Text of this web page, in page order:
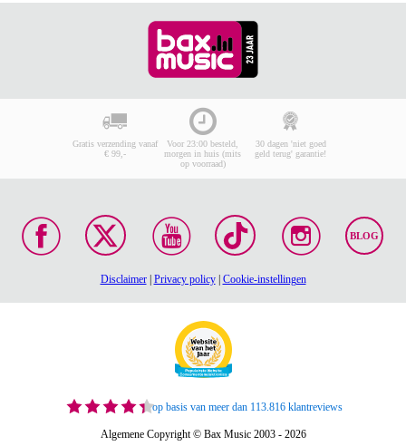
Gratis verzending vanaf
€ 99,-
Voor 23:00 besteld,
morgen in huis (mits
op voorraad)
30 dagen 'niet goed
geld terug' garantie!
BLOG
Disclaimer| Privacy policy| Cookie-instellingen
op basis van meer dan 113.816 klantreviews
Algemene Copyright © Bax Music 2003 - 2026